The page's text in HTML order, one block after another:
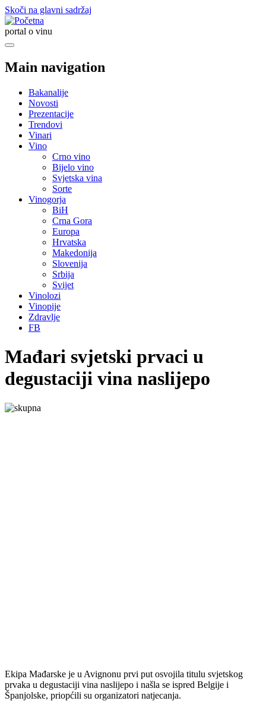
Skoči na glavni sadržaj
portal o vinu
Main navigation
Bakanalije
Novosti
Prezentacije
Trendovi
Vinari
Vino
Crno vino
Bijelo vino
Svjetska vina
Sorte
Vinogorja
BiH
Crna Gora
Europa
Hrvatska
Makedonija
Slovenija
Srbija
Svijet
Vinolozi
Vinopije
Zdravlje
FB
Mađari svjetski prvaci u
degustaciji vina naslijepo
Ekipa Mađarske je u Avignonu prvi put osvojila titulu svjetskog
prvaka u degustaciji vina naslijepo i našla se ispred Belgije i
Španjolske, priopćili su organizatori natjecanja.